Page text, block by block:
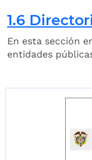
1.6
En esta sección
entidades